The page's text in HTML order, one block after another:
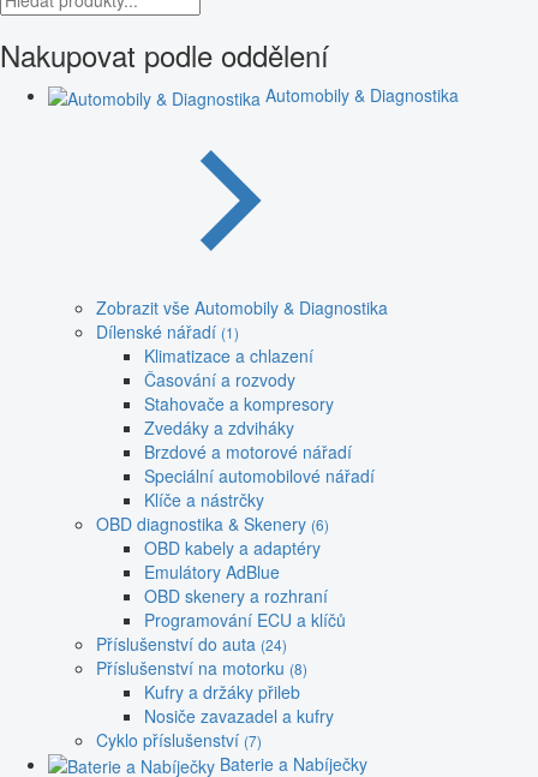
Nakupovat podle oddělení
Automobily & Diagnostika
Zobrazit vše Automobily & Diagnostika
Dílenské nářadí (1)
Klimatizace a chlazení
Časování a rozvody
Stahovače a kompresory
Zvedáky a zdviháky
Brzdové a motorové nářadí
Speciální automobilové nářadí
Klíče a nástrčky
OBD diagnostika & Skenery (6)
OBD kabely a adaptéry
Emulátory AdBlue
OBD skenery a rozhraní
Programování ECU a klíčů
Příslušenství do auta (24)
Příslušenství na motorku (8)
Kufry a držáky přileb
Nosiče zavazadel a kufry
Cyklo příslušenství (7)
Baterie a Nabíječky